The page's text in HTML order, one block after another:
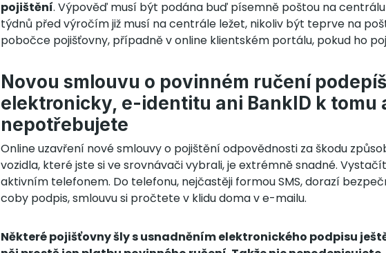
pojištění. Výpověď musí být podána buď písemně poštou na
týdnů před výročím již musí na centrále ležet, nikoliv být teprve na
pobočce pojišťovny, případně v online klientském portálu, pokud ho
Novou smlouvu o povinném ručení
elektronicky, e-identitu ani BankID k tomu
nepotřebujete
Online uzavření nové smlouvy o pojištění odpovědnosti za škodu
vozidla, které jste si ve srovnávači vybrali, je extrémně snadné.
aktivním telefonem. Do telefonu, nejčastěji formou SMS, dorazí
coby podpis, smlouvu si pročtete v klidu doma v e-mailu.
Některé pojišťovny šly s usnadněním elektronického podpisu